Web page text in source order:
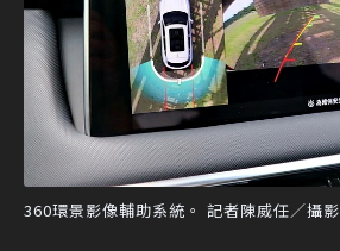
360環景影像輔助系統。 記者陳威任／攝影